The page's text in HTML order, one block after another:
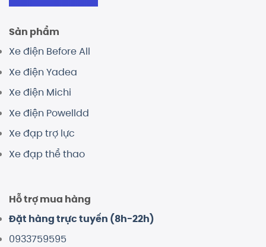
Sản phẩm
Xe điện Before All
Xe điện Yadea
Xe điện Michi
Xe điện Powelldd
Xe đạp trợ lực
Xe đạp thể thao
Hỗ trợ mua hàng
Đặt hàng trực tuyến (8h-22h)
0933759595